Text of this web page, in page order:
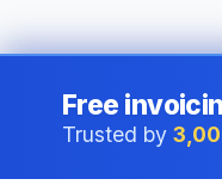
Free
Trusted by